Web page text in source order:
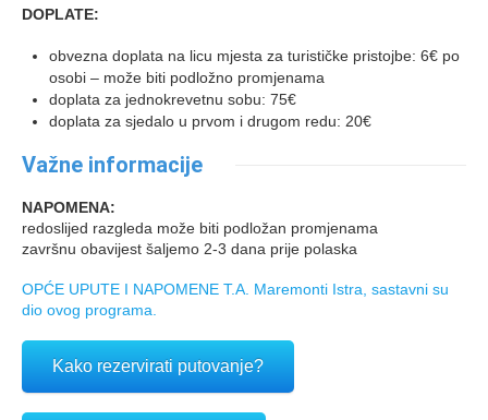
DOPLATE:
obvezna doplata na licu mjesta za turističke pristojbe: 6€ po
osobi – može biti podložno promjenama
doplata za jednokrevetnu sobu: 75€
doplata za sjedalo u prvom i drugom redu: 20€
Važne informacije
NAPOMENA:
redoslijed razgleda može biti podložan promjenama
završnu obavijest šaljemo 2-3 dana prije polaska
OPĆE UPUTE I NAPOMENE T.A. Maremonti Istra, sastavni su
dio ovog programa.
Kako rezervirati putovanje?